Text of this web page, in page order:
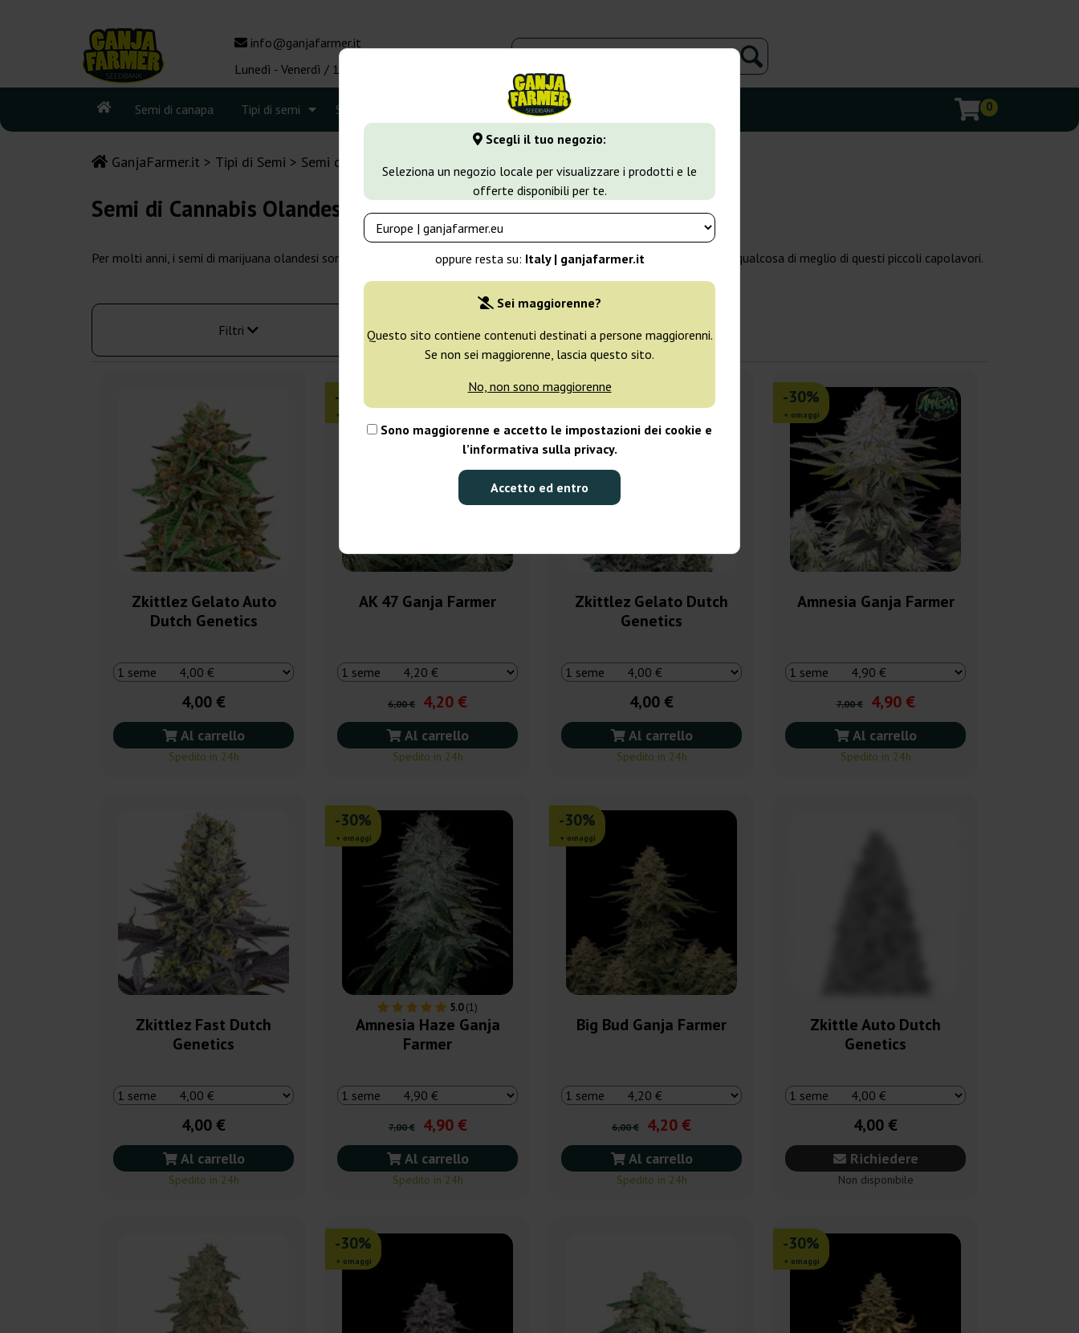
Scegli il tuo negozio:
Seleziona un negozio locale per visualizzare i prodotti e le
offerte disponibili per te.
oppure resta su: Italy | ganjafarmer.it
Sei maggiorenne?
Questo sito contiene contenuti destinati a persone maggiorenni.
Se non sei maggiorenne, lascia questo sito.
No, non sono maggiorenne
Sono maggiorenne e accetto le impostazioni dei cookie e
l’informativa sulla privacy.
Accetto ed entro
info@ganjafarmer.it
Lunedì - Venerdì / 10:00 - 16:00
Semi di canapa Tipi di semi Seedbank Tipi di marijuana Altro 0
GanjaFarmer.it Tipi di Semi Semi di Cannabis Olandesi
Semi di Cannabis Olandesi
Per molti anni, i semi di marijuana olandesi sono stati considerati i migliori al mondo. Per molti non c'è motivo di cercare qualcosa di meglio di questi piccoli capolavori.
Filtri Ordinamento
Zkittlez Gelato Auto
Dutch Genetics
4,00 €
Al carrello
Spedito in 24h
-30%
+ omaggi
AK 47 Ganja Farmer
6,00 € 4,20 €
Al carrello
Spedito in 24h
Zkittlez Gelato Dutch
Genetics
4,00 €
Al carrello
Spedito in 24h
-30%
+ omaggi
Amnesia Ganja Farmer
7,00 € 4,90 €
Al carrello
Spedito in 24h
Zkittlez Fast Dutch
Genetics
4,00 €
Al carrello
Spedito in 24h
5.0(1)
-30%
+ omaggi
Amnesia Haze Ganja
Farmer
7,00 € 4,90 €
Al carrello
Spedito in 24h
-30%
+ omaggi
Big Bud Ganja Farmer
6,00 € 4,20 €
Al carrello
Spedito in 24h
Zkittle Auto Dutch
Genetics
4,00 €
Richiedere
Non disponibile
-30%
+ omaggi
-30%
+ omaggi